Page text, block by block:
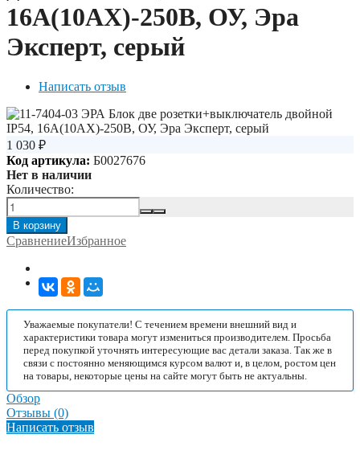
16A(10AX)-250В, ОУ, Эра
Эксперт, серый
Написать отзыв
1 030 ₽
Код артикула: Б0027676
Нет в наличии
Количество:
В корзину
СравнениеИзбранное
Уважаемые покупатели! С течением времени внешний вид и
характеристики товара могут измениться производителем. Просьба
перед покупкой уточнять интересующие вас детали заказа. Так же в
связи с постоянно меняющимся курсом валют и, в целом, ростом цен
на товары, некоторые цены на сайте могут быть не актуальны.
Обзор
Отзывы (0)
Написать отзыв